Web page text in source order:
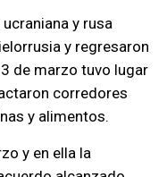
y rusa
y regresaron
de marzo tuvo lugar
corredores
y alimentos.
y en ella la